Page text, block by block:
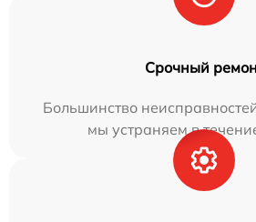
Срочный
Большинство
мы устраняем в